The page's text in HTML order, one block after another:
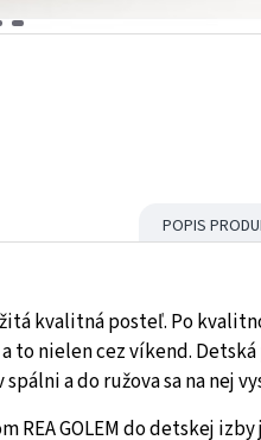
POPIS
kvalitná posteľ. Po
nielen cez víkend.
a do ružova sa na nej
REA GOLEM do detskej